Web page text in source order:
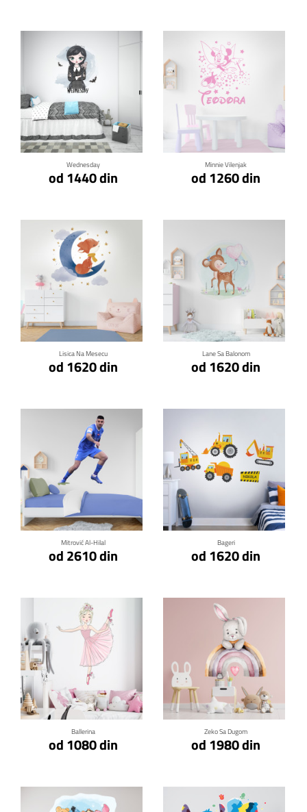
Wednesday
od 1440 din
Klikni za detalje
Minnie Vilenjak
od 1260 din
Klikni za detalje
Lisica Na Mesecu
od 1620 din
Klikni za detalje
Lane Sa Balonom
od 1620 din
Klikni za detalje
Mitrović Al-Hilal
od 2610 din
Klikni za detalje
Bageri
od 1620 din
Klikni za detalje
Ballerina
od 1080 din
Klikni za detalje
Zeko Sa Dugom
od 1980 din
Klikni za detalje